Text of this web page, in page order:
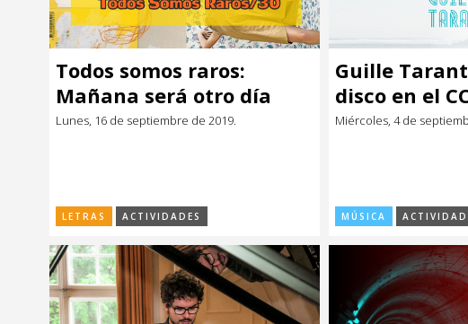
Todos somos raros:
Mañana será otro día
raro
Lunes, 16 de septiembre de 2019.
LETRAS ACTIVIDADES
Guille
disco en el
Miércoles, 4 de
MÚSICA